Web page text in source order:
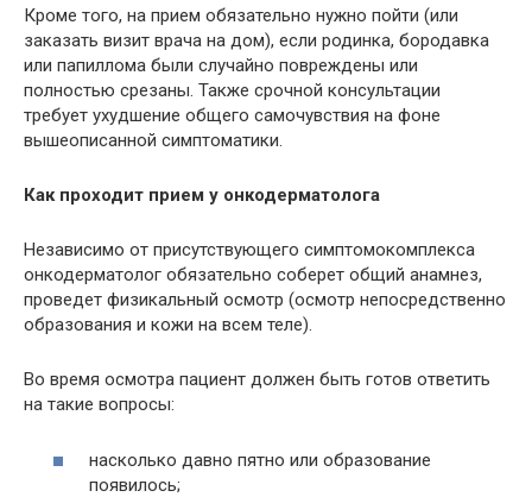
Кроме того, на прием обязательно нужно пойти (или
заказать визит врача на дом), если родинка, бородавка
или папиллома были случайно повреждены или
полностью срезаны. Также срочной консультации
требует ухудшение общего самочувствия на фоне
вышеописанной симптоматики.
Как проходит прием у онкодерматолога
Независимо от присутствующего симптомокомплекса
онкодерматолог обязательно соберет общий анамнез,
проведет физикальный осмотр (осмотр непосредственно
образования и кожи на всем теле).
Во время осмотра пациент должен быть готов ответить
на такие вопросы:
насколько давно пятно или образование
появилось;